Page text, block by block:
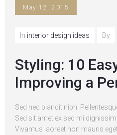
May 12, 2015
In interior design ideas By
Styling: 10
Improving a
Sed nec blandit nibh.
Sed sit amet ex sed mi
Vivamus laoreet non mauris